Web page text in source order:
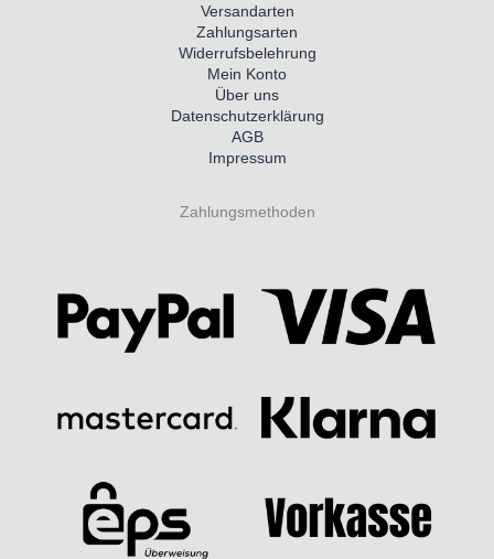
Versandarten
Zahlungsarten
Widerrufsbelehrung
Mein Konto
Über uns
Datenschutzerklärung
AGB
Impressum
Zahlungsmethoden